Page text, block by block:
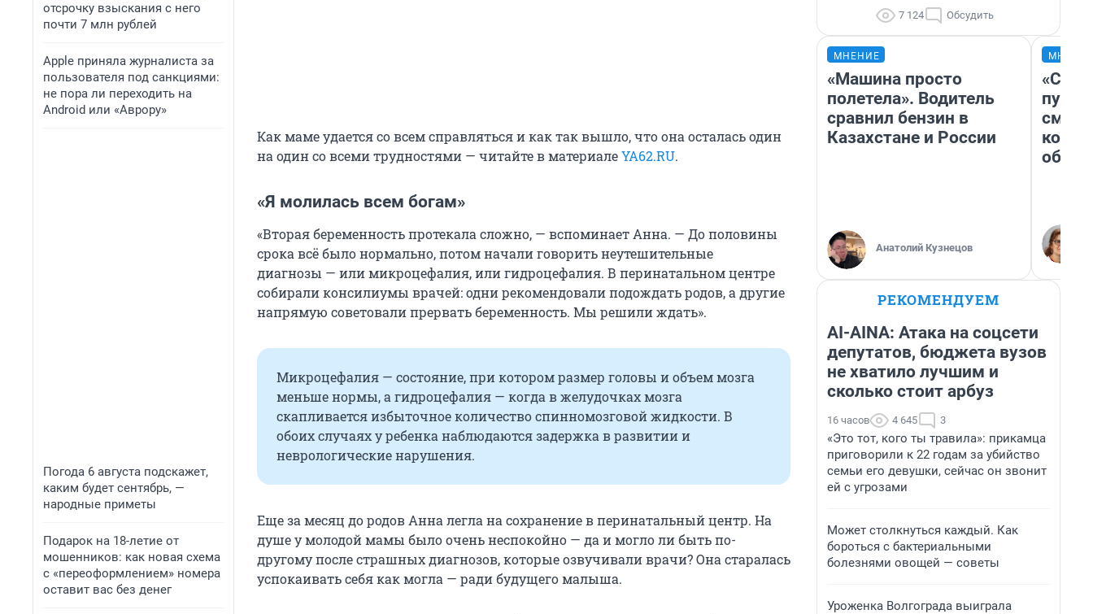
отсрочку взыскания с него
почти 7 млн рублей
Apple приняла журналиста за
пользователя под санкциями:
не пора ли переходить на
Android или «Аврору»
Погода 6 августа подскажет,
каким будет сентябрь, —
народные приметы
Подарок на 18-летие от
мошенников: как новая схема
с «переоформлением» номера
оставит вас без денег
Как маме удается со всем справляться и как так вышло, что она осталась один
на один со всеми трудностями — читайте в материалеYA62.RU.
«Я молилась всем богам»
«Вторая беременность протекала сложно, — вспоминает Анна. — До половины
срока всё было нормально, потом начали говорить неутешительные
диагнозы — или микроцефалия, или гидроцефалия. В перинатальном центре
собирали консилиумы врачей: одни рекомендовали подождать родов, а другие
напрямую советовали прервать беременность. Мы решили ждать».
Микроцефалия — состояние, при котором размер головы и объем мозга
меньше нормы, а гидроцефалия — когда в желудочках мозга
скапливается избыточное количество спинномозговой жидкости. В
обоих случаях у ребенка наблюдаются задержка в развитии и
неврологические нарушения.
Еще за месяц до родов Анна легла на сохранение в перинатальный центр. На
душе у молодой мамы было очень неспокойно — да и могло ли быть по-
другому после страшных диагнозов, которые озвучивали врачи? Она старалась
успокаивать себя как могла — ради будущего малыша.
7 124 Обсудить
МНЕНИЕ
«Машина просто
полетела». Водитель
сравнил бензин в
Казахстане и России
Анатолий Кузнецов
РЕКОМЕНДУЕМ
AI-AINA: Атака на соцсети
депутатов, бюджета вузов
не хватило лучшим и
сколько стоит арбуз
16 часов 4 645 3
«Это тот, кого ты травила»: прикамца
приговорили к 22 годам за убийство
семьи его девушки, сейчас он звонит
ей с угрозами
Может столкнуться каждый. Как
бороться с бактериальными
болезнями овощей — советы
Уроженка Волгограда выиграла